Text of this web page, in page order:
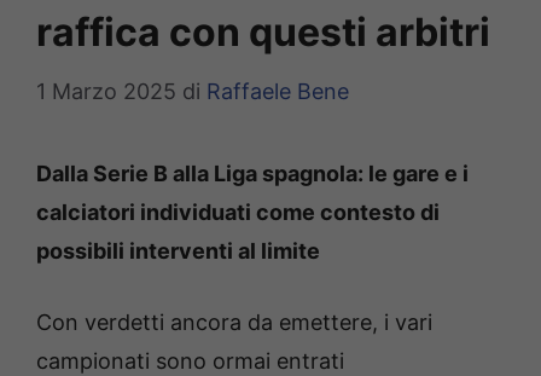
raffica con questi arbitri
1 Marzo 2025 di Raffaele Bene
Dalla Serie B alla Liga spagnola: le gare e i
calciatori individuati come contesto di
possibili interventi al limite
Con verdetti ancora da emettere, i vari
campionati sono ormai entrati